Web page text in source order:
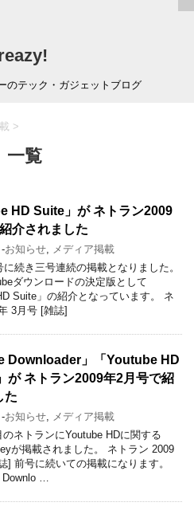
のテック・ガジェットブログ
>
一覧
HD Suite」が ネトラン2009
介されました
-お知らせ, メディア掲載
に続き三号連続の掲載となりました。
ダウンロードの決定版として
Suite」の紹介となっています。 ネ
3月号 [雑誌]
Downloader」「Youtube HD
が ネトラン2009年2月号で紹
た
-お知らせ, メディア掲載
ネトランにYoutube HDに関する
が掲載されました。 ネトラン 2009
] 前号に続いての掲載になります。
Downlo …